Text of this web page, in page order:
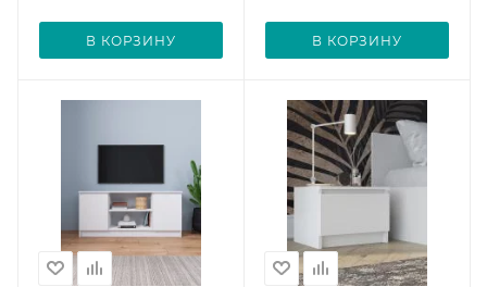
В КОРЗИНУ В КОРЗИНУ